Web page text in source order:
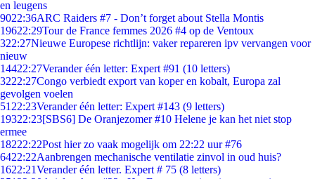
en leugens
9022:36ARC Raiders #7 - Don’t forget about Stella Montis
19622:29Tour de France femmes 2026 #4 op de Ventoux
322:27Nieuwe Europese richtlijn: vaker repareren ipv vervangen voor
nieuw
14422:27Verander één letter: Expert #91 (10 letters)
3222:27Congo verbiedt export van koper en kobalt, Europa zal
gevolgen voelen
51 22:23Verander één letter: Expert #143 (9 letters)
19322:23[SBS6] De Oranjezomer #10 Helene je kan het niet stop
ermee
18222:22Post hier zo vaak mogelijk om 22:22 uur #76
6422:22Aanbrengen mechanische ventilatie zinvol in oud huis?
1622:21Verander één letter. Expert # 75 (8 letters)